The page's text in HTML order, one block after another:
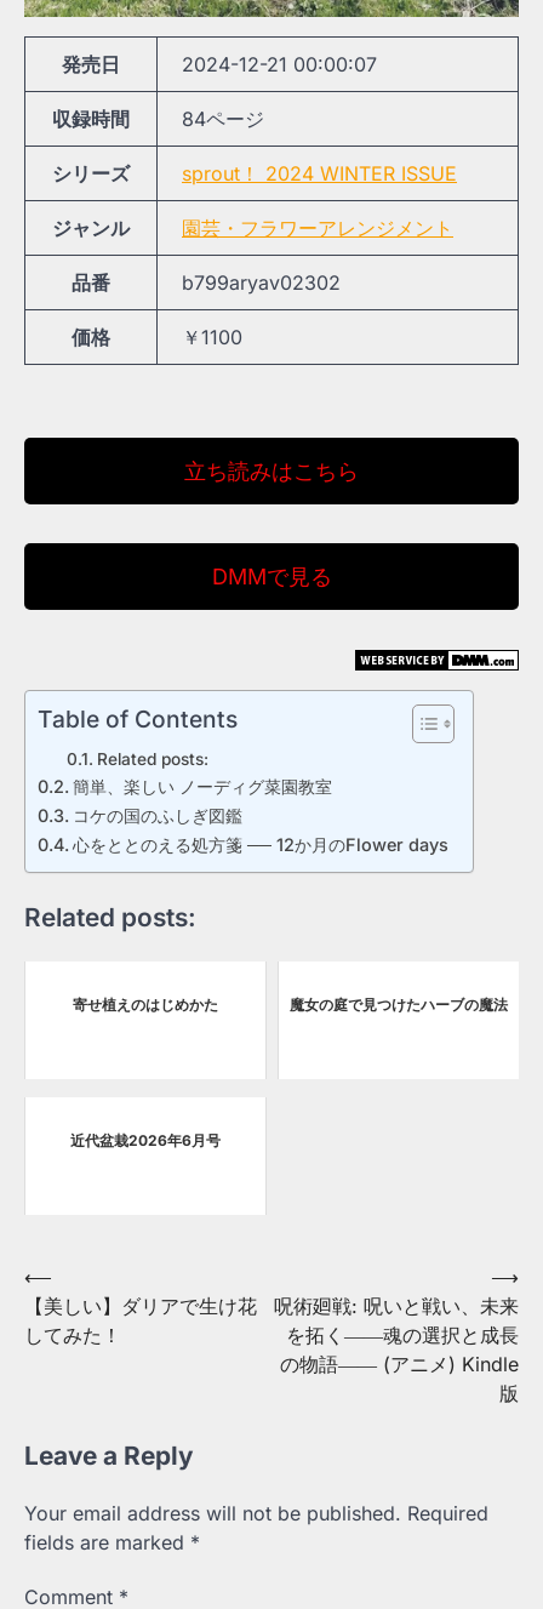
発売日 2024-12-21 00:00:07
収録時間 84ページ
シリーズ sprout！ 2024 WINTER ISSUE
ジャンル 園芸・フラワーアレンジメント
品番 b799aryav02302
価格 ￥1100
立ち読みはこちら
DMMで見る
Table of Contents
Related posts:
簡単、楽しい ノーディグ菜園教室
コケの国のふしぎ図鑑
心をととのえる処方箋 ── 12か月のFlower days
Related posts:
寄せ植えのはじめかた 魔女の庭で見つけたハーブの魔法
近代盆栽2026年6月号
Post
navigation
⟵
【美しい】ダリアで生け花
してみた！
呪術廻戦: 呪いと戦い、未来
を拓く――魂の選択と成長
の物語―― (アニメ) Kindle
版
⟶
Leave a Reply
Your email address will not be published. Required
fields are marked *
Comment *